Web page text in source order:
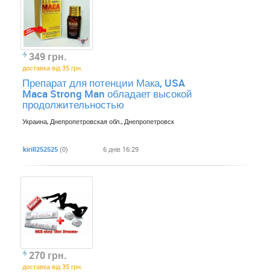
349 грн.
доставка від 35 грн.
Препарат для потенции Мака, USA
Maca Strong Man обладает высокой
продолжительностью
Украина, Днепропетровская обл., Днепропетровск
kirill252525 (0) 6 днів 16:29
270 грн.
доставка від 35 грн.